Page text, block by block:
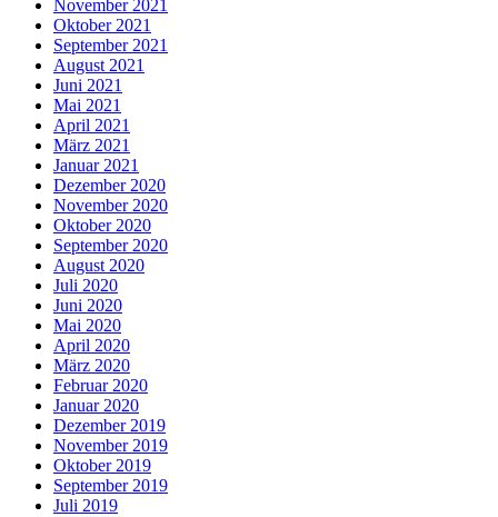
November 2021
Oktober 2021
September 2021
August 2021
Juni 2021
Mai 2021
April 2021
März 2021
Januar 2021
Dezember 2020
November 2020
Oktober 2020
September 2020
August 2020
Juli 2020
Juni 2020
Mai 2020
April 2020
März 2020
Februar 2020
Januar 2020
Dezember 2019
November 2019
Oktober 2019
September 2019
Juli 2019